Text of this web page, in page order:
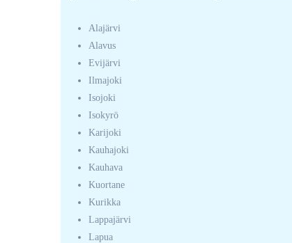
Alajärvi
Alavus
Evijärvi
Ilmajoki
Isojoki
Isokyrö
Karijoki
Kauhajoki
Kauhava
Kuortane
Kurikka
Lappajärvi
Lapua